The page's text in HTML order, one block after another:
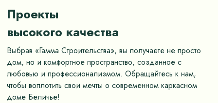
Проекты
высокого качества
Выбрав «Гамма Строительства», вы получаете не просто
дом, но и комфортное пространство, созданное с
любовью и профессионализмом. Обращайтесь к нам,
чтобы воплотить свои мечты о современном каркасном
доме Беличье!